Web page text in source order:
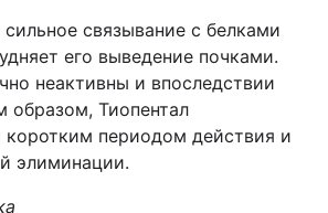
связывание с белками
его выведение почками.
неактивны и впоследствии
образом, Тиопентал
коротким периодом действия и
элиминации.